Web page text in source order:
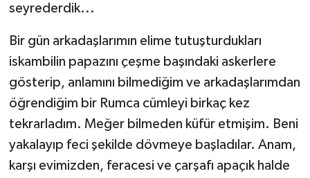
seyrederdik...
Bir gün arkadaşlarımın elime tutuşturdukları
iskambilin papazını çeşme başındaki askerlere
gösterip, anlamını bilmediğim ve arkadaşlarımdan
öğrendiğim bir Rumca cümleyi birkaç kez
tekrarladım. Meğer bilmeden küfür etmişim. Beni
yakalayıp feci şekilde dövmeye başladılar. Anam,
karşı evimizden, feracesi ve çarşafı apaçık halde